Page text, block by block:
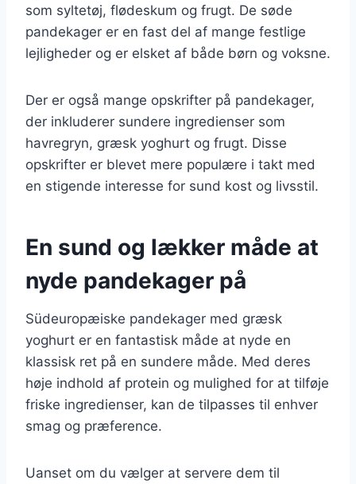
som syltetøj, flødeskum og frugt. De søde
pandekager er en fast del af mange festlige
lejligheder og er elsket af både børn og voksne.
Der er også mange opskrifter på pandekager,
der inkluderer sundere ingredienser som
havregryn, græsk yoghurt og frugt. Disse
opskrifter er blevet mere populære i takt med
en stigende interesse for sund kost og livsstil.
En sund og lækker måde at
nyde pandekager på
Südeuropæiske pandekager med græsk
yoghurt er en fantastisk måde at nyde en
klassisk ret på en sundere måde. Med deres
høje indhold af protein og mulighed for at tilføje
friske ingredienser, kan de tilpasses til enhver
smag og præference.
Uanset om du vælger at servere dem til